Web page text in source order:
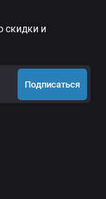
скидки и
Подписаться